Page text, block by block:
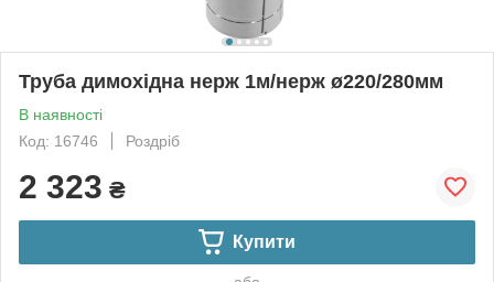
Труба димохідна нерж 1м/нерж ø220/280мм
В наявності
Код: 16746
Роздріб
2 323 ₴
Купити